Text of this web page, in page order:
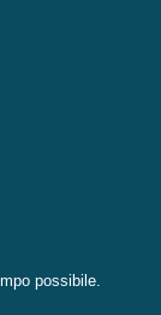
possibile.